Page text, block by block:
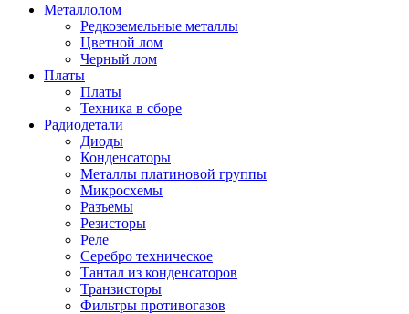
Металлолом
Редкоземельные металлы
Цветной лом
Черный лом
Платы
Платы
Техника в сборе
Радиодетали
Диоды
Конденсаторы
Металлы платиновой группы
Микросхемы
Разъемы
Резисторы
Реле
Серебро техническое
Тантал из конденсаторов
Транзисторы
Фильтры противогазов